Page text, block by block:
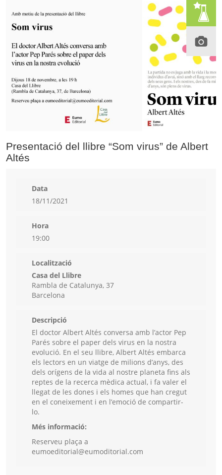
Presentació del llibre “Som virus” de Albert
Altés
Data
18/11/2021
Hora
19:00
Localització
Casa del Llibre
Rambla de Catalunya, 37
Barcelona
Descripció
El doctor Albert Altés conversa amb l’actor Pep
Parés sobre el paper dels virus en la nostra
evolució. En el seu llibre, Albert Altés embarca
els lectors en un viatge de milions d’anys, des
dels orígens de la vida al nostre planeta fins als
reptes de la recerca mèdica actual, i fa valer el
llegat de les dones i els homes que han cregut
en el coneixement i en l’emoció de compartir-
lo.
Més informació:
Reserveu plaça a
eumoeditorial@eumoditorial.com